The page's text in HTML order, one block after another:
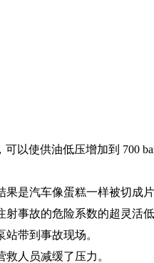
以使供油低压增加到 700
是汽车像蛋糕一样被切成片
事故的危险系数的超灵活低
带到事故现场。
人员减缓了压力。